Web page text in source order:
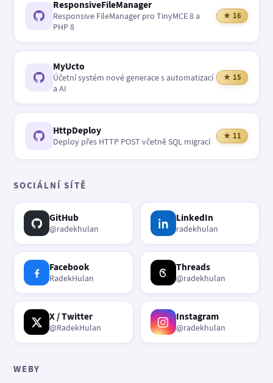
ResponsiveFileManager
Responsive FileManager pro TinyMCE 8 a
PHP 8
★ 16
MyUcto
Účetní systém nové generace s automatizací
a AI
★ 15
HttpDeploy
Deploy přes HTTP POST včetně SQL migrací
★ 11
SOCIÁLNÍ SÍTĚ
GitHub
@radekhulan
LinkedIn
radekhulan
Facebook
RadekHulan
Threads
@radekhulan
X / Twitter
@RadekHulan
Instagram
@radekhulan
WEBY